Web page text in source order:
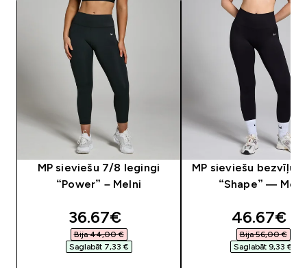
MP sieviešu 7/8 legingi
“Power” – Melni
discounted price
36.67€‎
Bija 44,00 €‎
Saglabāt 7,33 €‎
MP sieviešu bezvīļu
“Shape” —
46.67€‎
Bija 56,00 €‎
Saglabāt 9,33 €‎